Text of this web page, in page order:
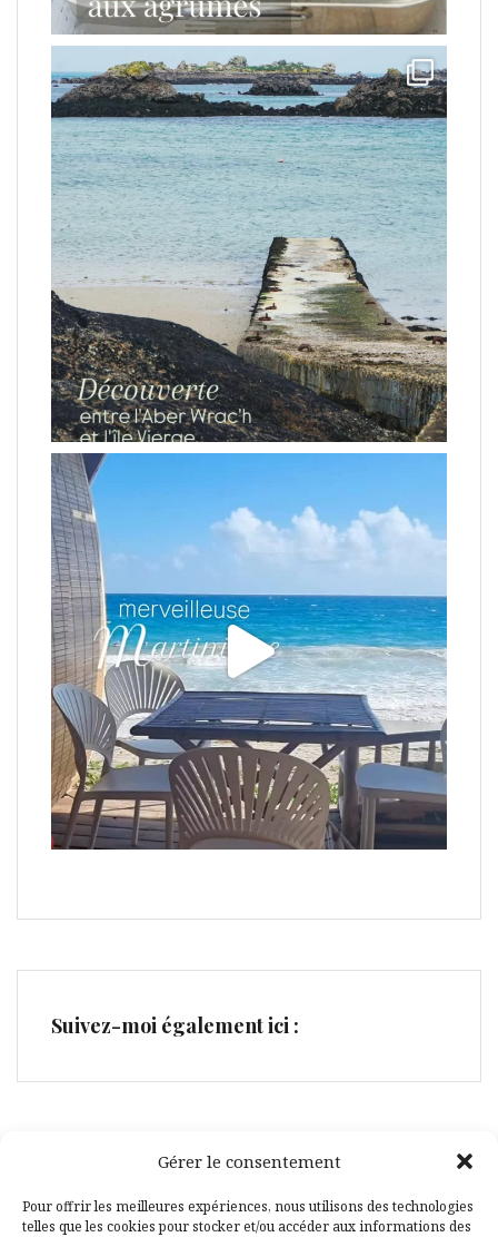
Gérer le consentement
Pour offrir les meilleures expériences, nous utilisons des technologies
telles que les cookies pour stocker et/ou accéder aux informations des
Suivez-moi également ici :
Facebook
Pinterest